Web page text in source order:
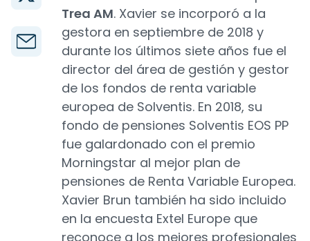
Trea AM. Xavier se incorporó a la
gestora en septiembre de 2018 y
durante los últimos siete años fue el
director del área de gestión y gestor
de los fondos de renta variable
europea de Solventis. En 2018, su
fondo de pensiones Solventis EOS PP
fue galardonado con el premio
Morningstar al mejor plan de
pensiones de Renta Variable Europea.
Xavier Brun también ha sido incluido
en la encuesta Extel Europe que
reconoce a los mejores profesionales